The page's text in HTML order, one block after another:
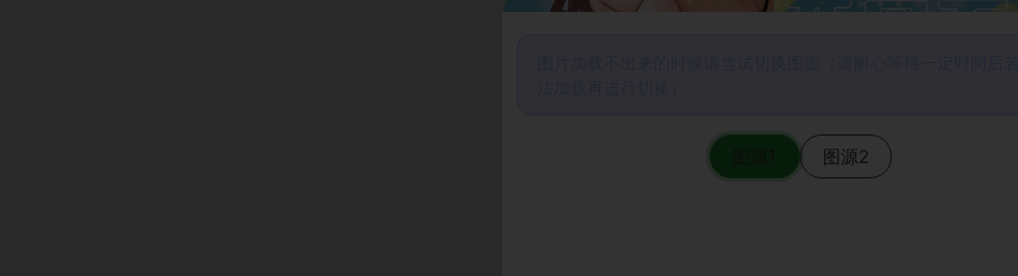
图源2